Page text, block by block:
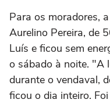
Para os moradores,
Aurelino Pereira, de
Luís e ficou sem
o sábado à noite. "A
durante o vendaval,
ficou o dia inteiro.